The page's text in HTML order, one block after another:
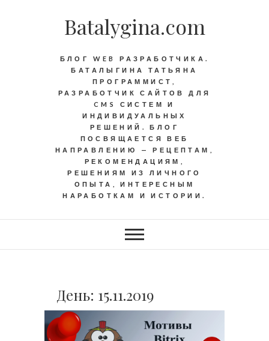
Batalygina.com
БЛОГ WEB РАЗРАБОТЧИКА.
БАТАЛЫГИНА ТАТЬЯНА
ПРОГРАММИСТ,
РАЗРАБОТЧИК САЙТОВ ДЛЯ
CMS СИСТЕМ И
ИНДИВИДУАЛЬНЫХ
РЕШЕНИЙ. БЛОГ
ПОСВЯЩАЕТСЯ ВЕБ
НАПРАВЛЕНИЮ — РЕЦЕПТАМ,
РЕКОМЕНДАЦИЯМ,
РЕШЕНИЯМ ИЗ ЛИЧНОГО
ОПЫТА, ИНТЕРЕСНЫМ
НАРАБОТКАМ И ИСТОРИИ.
День: 15.11.2019